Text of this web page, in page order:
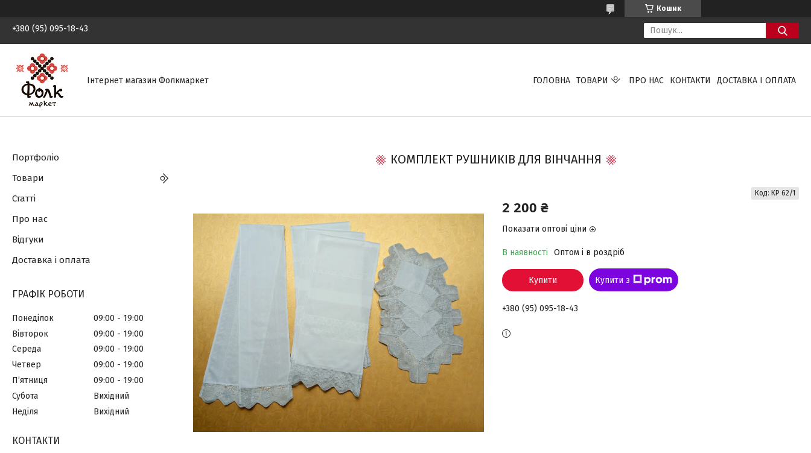
Кошик
+380 (95) 095-18-43
Інтернет магазин Фолкмаркет ГОЛОВНА ТОВАРИ ПРО НАС КОНТАКТИ ДОСТАВКА І ОПЛАТА
КОМПЛЕКТ РУШНИКІВ ДЛЯ ВІНЧАННЯ
2 200 ₴
Показати оптові ціни
В наявності Оптом і в роздріб
Код: КР 62/1
Купити Купити з
+380 (95) 095-18-43
Портфоліо
Товари
Статті
Про нас
Відгуки
Доставка і оплата
ГРАФІК РОБОТИ
Понеділок 09:00
19:00
Вівторок
09:00
19:00
Середа
09:00
19:00
Четвер
09:00
19:00
Пʼятниця
09:00
19:00
Субота
Вихідний
Неділя
Вихідний
КОНТАКТИ